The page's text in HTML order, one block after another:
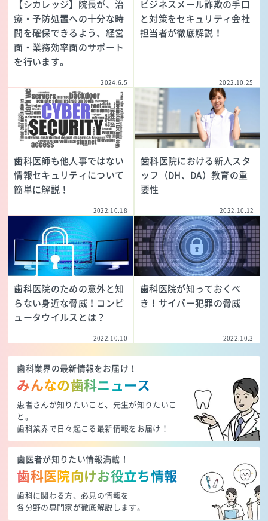
【シカレッジ】院長が、治
療・予防処置への十分な時
間を確保できるよう、経営
面・業務効率面のサポート
を行います。
2024.6.5
ビジネスメール詐欺の手口
と対策をセキュリティ会社
担当者が徹底解説！
2022.10.25
歯科医師も他人事ではない
情報セキュリティについて
簡単に解説！
2022.10.18
歯科医院における新人スタ
ッフ（DH、DA）教育の重
要性
2022.10.12
歯科医院のための意外と知
らない身近な脅威！コンピ
ュータウイルスとは？
2022.10.10
歯科医院が知っておくべ
き！サイバー犯罪の脅威
2022.10.3
歯科業界の最新情報をお届け！
みんなの歯科ニュース
患者さんが知りたいこと、先生が知りたいこ
と。
歯科業界で日々起こる最新情報をお届け！
歯医者が知りたい情報満載！
歯科医院向けお役立ち情報
歯科に関わる方、必見の情報を
各分野の専門家が徹底解説します。